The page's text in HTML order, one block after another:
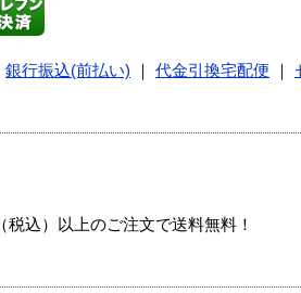
銀行振込(前払い) 代金引換宅配便
込）以上のご注文で送料無料！